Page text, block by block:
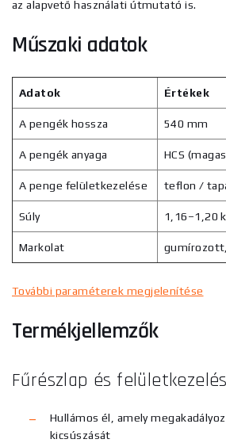
az alapvető használati útmutató is.
Műszaki adatok
Adatok Értékek
A pengék hossza 540 mm
A pengék anyaga HCS
A penge felületkezelése teflon /
Súly 1,16–1,20
Markolat gumírozott,
További paraméterek megjelenítése
Termékjellemzők
Fűrészlap és felületkezelés
Hullámos él, amely
kicsúszását